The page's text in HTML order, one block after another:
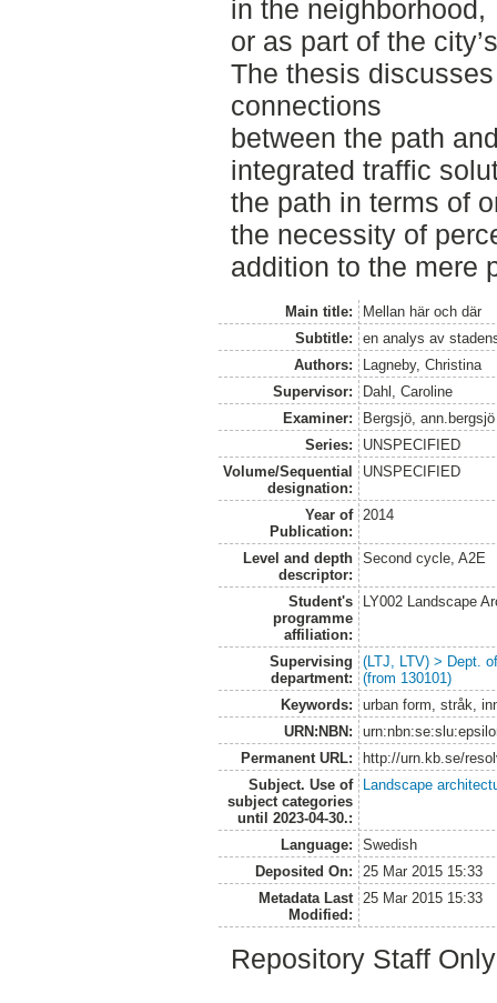
in the neighborhood,
or as part of the
The thesis
connections
between the path
integrated traffic
the path in terms of
the necessity of
addition to the mere
Main title:
Mellan här och där
Subtitle:
en analys av
Authors:
Lagneby, Christina
Supervisor:
Dahl, Caroline
Examiner:
Bergsjö, ann.bergsjö
Series:
UNSPECIFIED
Volume/Sequential
designation:
UNSPECIFIED
Year of
Publication:
2014
Level and depth
descriptor:
Second cycle, A2E
Student's
programme
affiliation:
LY002 Landscape
Supervising
department:
(LTJ, LTV) > Dept.
(from 130101)
Keywords:
urban form, stråk,
URN:NBN:
Permanent URL:
http://urn.kb.se/
Subject. Use of
subject categories
until 2023-04-30.:
Landscape
Language:
Swedish
Deposited On:
25 Mar 2015 15:33
Metadata Last
Modified:
25 Mar 2015 15:33
Repository Staff